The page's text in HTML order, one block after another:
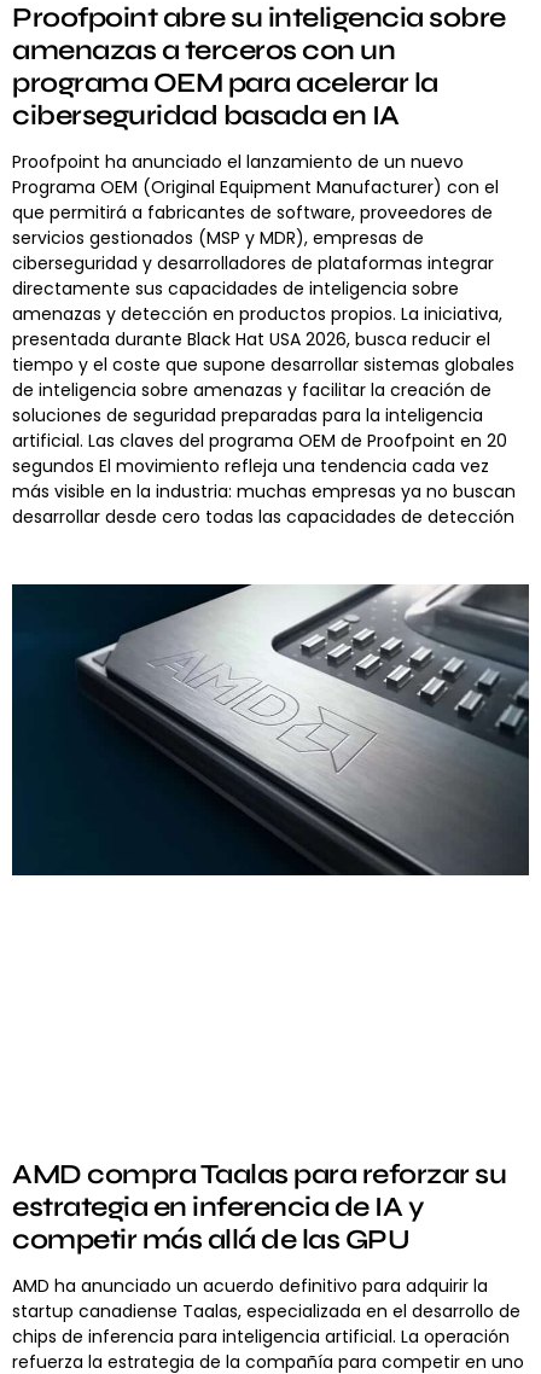
Proofpoint abre su inteligencia sobre
amenazas a terceros con un
programa OEM para acelerar la
ciberseguridad basada en IA
Proofpoint ha anunciado el lanzamiento de un nuevo
Programa OEM (Original Equipment Manufacturer) con el
que permitirá a fabricantes de software, proveedores de
servicios gestionados (MSP y MDR), empresas de
ciberseguridad y desarrolladores de plataformas integrar
directamente sus capacidades de inteligencia sobre
amenazas y detección en productos propios. La iniciativa,
presentada durante Black Hat USA 2026, busca reducir el
tiempo y el coste que supone desarrollar sistemas globales
de inteligencia sobre amenazas y facilitar la creación de
soluciones de seguridad preparadas para la inteligencia
artificial. Las claves del programa OEM de Proofpoint en 20
segundos El movimiento refleja una tendencia cada vez
más visible en la industria: muchas empresas ya no buscan
desarrollar desde cero todas las capacidades de detección
AMD compra Taalas para reforzar su
estrategia en inferencia de IA y
competir más allá de las GPU
AMD ha anunciado un acuerdo definitivo para adquirir la
startup canadiense Taalas, especializada en el desarrollo de
chips de inferencia para inteligencia artificial. La operación
refuerza la estrategia de la compañía para competir en uno